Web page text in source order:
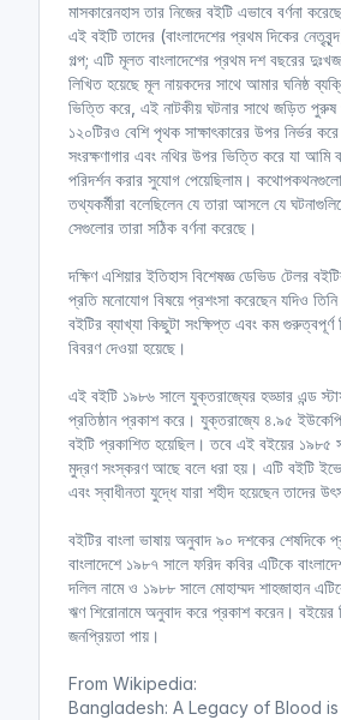
মাসকারেনহাস তার নিজের বইটি এভাবে বর্ণনা
এই বইটি তাদের (বাংলাদেশের প্রথম দিকের
গল্প; এটি মূলত বাংলাদেশের প্রথম দশ বছরের
লিখিত হয়েছে মূল নায়কদের সাথে আমার ঘনিষ্ঠ
ভিত্তি করে, এই নাটকীয় ঘটনার সাথে জড়িত পুরুষ
১২০টিরও বেশি পৃথক সাক্ষাৎকারের উপর নির্ভর
সংরক্ষণাগার এবং নথির উপর ভিত্তি করে যা আমি
পরিদর্শন করার সুযোগ পেয়েছিলাম।
তথ্যকর্মীরা বলেছিলেন যে তারা আসলে যে
সেগুলোর তারা সঠিক বর্ণনা করেছে।
দক্ষিণ এশিয়ার ইতিহাস বিশেষজ্ঞ ডেভিড টেলর
প্রতি মনোযোগ বিষয়ে প্রশংসা করেছেন যদিও তিনি
বইটির ব্যাখ্যা কিছুটা সংক্ষিপ্ত এবং কম
বিবরণ দেওয়া হয়েছে।
এই বইটি ১৯৮৬ সালে যুক্তরাজ্যের হড্ডার এন্ড
প্রতিষ্ঠান প্রকাশ করে। যুক্তরাজ্যে ৪.৯৫
বইটি প্রকাশিত হয়েছিল। তবে এই বইয়ের ১৯৮৫
মুদ্রণ সংস্করণ আছে বলে ধরা হয়। এটি বইটি
এবং স্বাধীনতা যুদ্ধে যারা শহীদ হয়েছেন তাদের
বইটির বাংলা ভাষায় অনুবাদ ৯০ দশকের শেষদিকে
বাংলাদেশে ১৯৮৭ সালে ফরিদ কবির এটিকে
দলিল নামে ও ১৯৮৮ সালে মোহাম্মদ শাহজাহান
ঋণ শিরোনামে অনুবাদ করে প্রকাশ করেন। বইয়ের
জনপ্রিয়তা পায়।
From Wikipedia:
Bangladesh: A Legacy of Blood